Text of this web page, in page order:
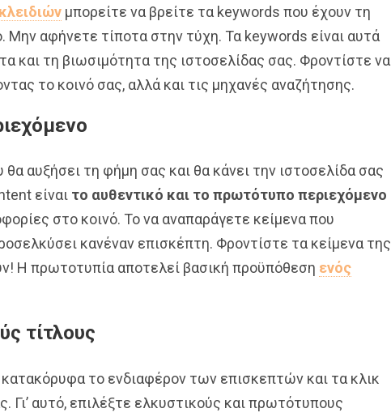
μπορείτε να βρείτε τα keywords που έχουν τη
Μην αφήνετε τίποτα στην τύχη. Τα keywords είναι αυτά
και τη βιωσιμότητα της ιστοσελίδας σας. Φροντίστε να
το κοινό σας, αλλά και τις μηχανές αναζήτησης.
θα αυξήσει τη φήμη σας και θα κάνει την ιστοσελίδα σας
είναι το αυθεντικό και το πρωτότυπο περιεχόμενο
στο κοινό. Το να αναπαράγετε κείμενα που
κανέναν επισκέπτη. Φροντίστε τα κείμενα της
Η πρωτοτυπία αποτελεί βασική προϋπόθεση ενός
τίτλους
το ενδιαφέρον των επισκεπτών και τα κλικ
αυτό, επιλέξτε ελκυστικούς και πρωτότυπους